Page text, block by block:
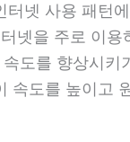
넷 사용 패턴
넷을 주로 이용
도를 향상시키
속도를 높이고